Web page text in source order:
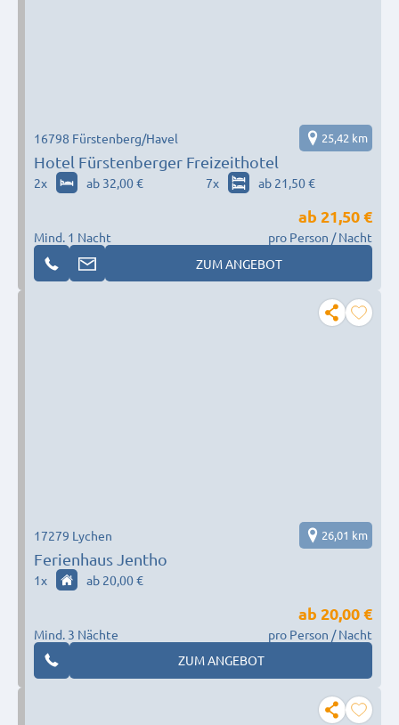
Hotel Fürstenberger Freizeithotel
16798 Fürstenberg/Havel 25,42 km
2x ab 32,00 € 7x ab 21,50 €
Mind. 1 Nacht
ab 21,50 €
pro Person / Nacht
ZUM ANGEBOT
Ferienhaus Jentho
17279 Lychen 26,01 km
1x ab 20,00 €
Mind. 3 Nächte
ab 20,00 €
pro Person / Nacht
ZUM ANGEBOT